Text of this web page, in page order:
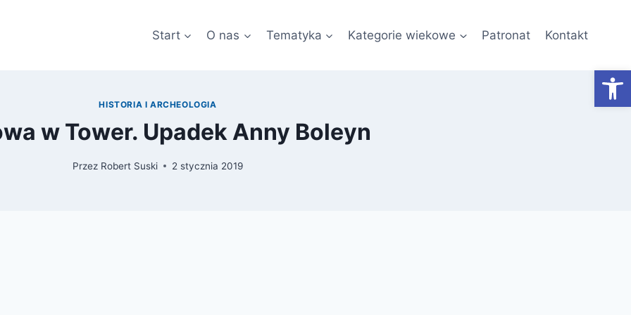
Start O nas Tematyka Kategorie wiekowe Patronat Kontakt
HISTORIA I ARCHEOLOGIA
w Tower. Upadek Anny Boleyn
Przez Robert Suski 2 stycznia 2019